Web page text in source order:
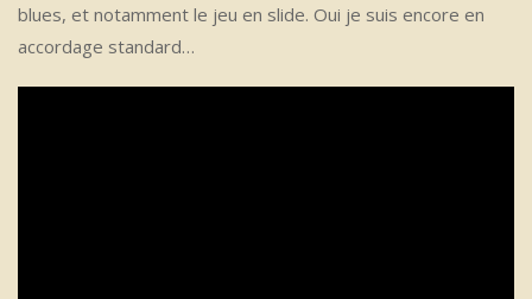
blues, et notamment le jeu en slide. Oui je suis encore en
accordage standard…